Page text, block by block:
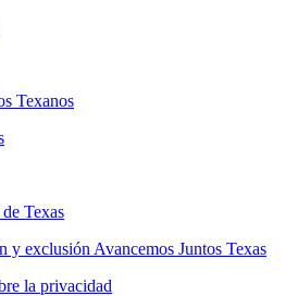
Texanos
Texas
y exclusión Avancemos Juntos Texas
la privacidad